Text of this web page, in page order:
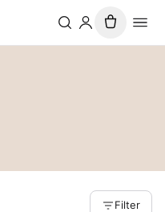
Filter